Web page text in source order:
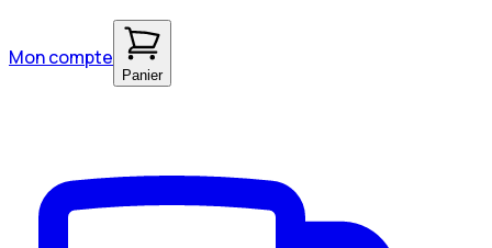
Mon compte
Panier